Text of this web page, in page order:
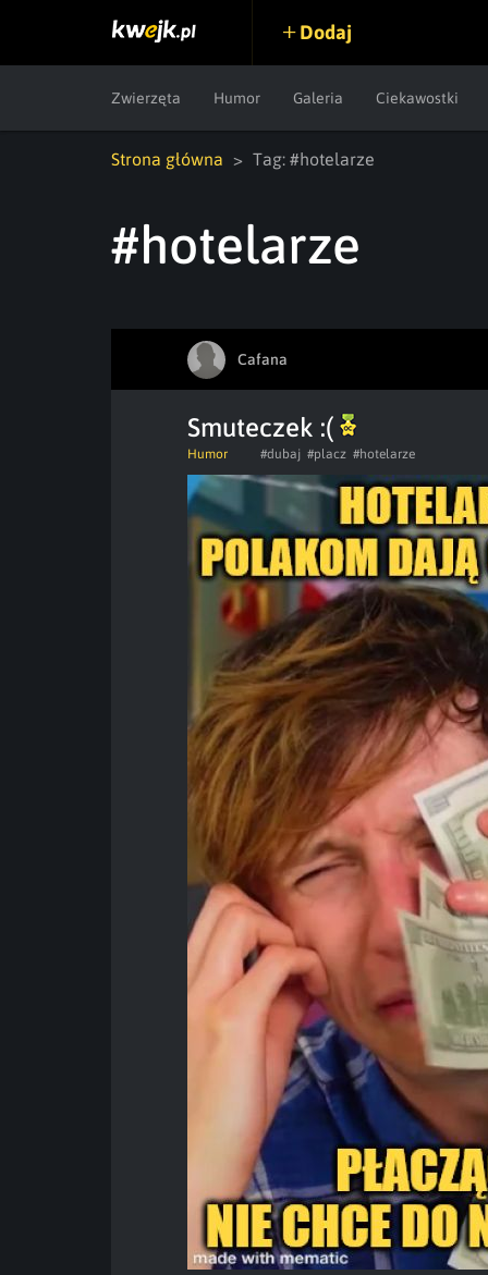
Dodaj
Zwierzęta Humor Galeria Ciekawostki
Strona główna Tag: #hotelarze
#hotelarze
Cafana
Smuteczek :(
Humor #dubaj #placz #hotelarze